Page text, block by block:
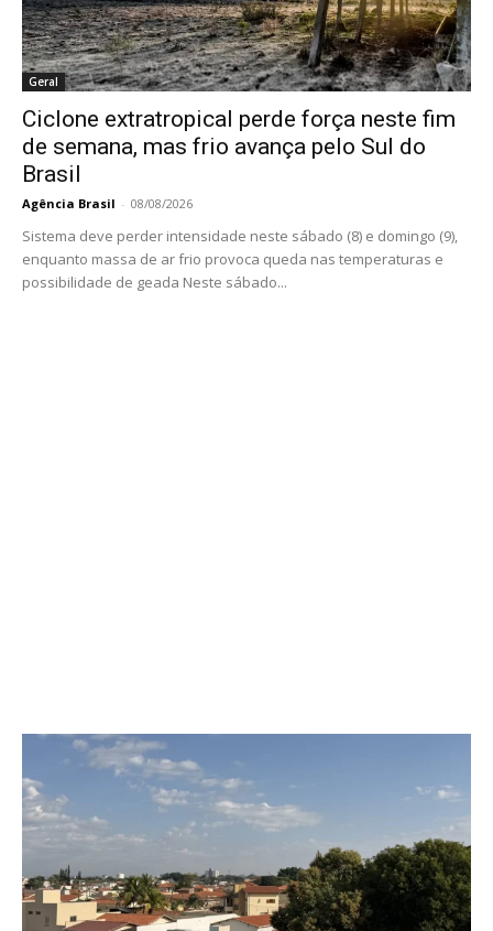
Geral
Ciclone extratropical perde força neste fim
de semana, mas frio avança pelo Sul do
Brasil
Agência Brasil - 08/08/2026
Sistema deve perder intensidade neste sábado (8) e domingo (9),
enquanto massa de ar frio provoca queda nas temperaturas e
possibilidade de geada Neste sábado...